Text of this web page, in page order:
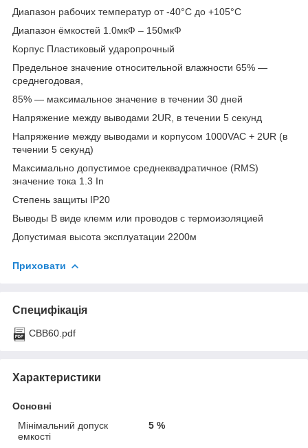
Диапазон рабочих температур от -40°С до +105°С
Диапазон ёмкостей 1.0мкФ – 150мкФ
Корпус Пластиковый ударопрочный
Предельное значение относительной влажности 65% ―
среднегодовая,
85% ― максимальное значение в течении 30 дней
Напряжение между выводами 2UR, в течении 5 секунд
Напряжение между выводами и корпусом 1000VAC + 2UR (в
течении 5 секунд)
Максимально допустимое среднеквадратичное (RMS)
значение тока 1.3 In
Степень защиты IP20
Выводы В виде клемм или проводов с термоизоляцией
Допустимая высота эксплуатации 2200м
Приховати
Специфікація
CBB60.pdf
Характеристики
Основні
Мінімальний допуск
емкості
5 %